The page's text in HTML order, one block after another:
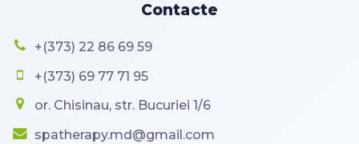
Contacte
+(373) 22 86 69 59
+(373) 69 77 71 95
or. Chisinau, str. Bucuriei 1/6
spatherapy.md@gmail.com